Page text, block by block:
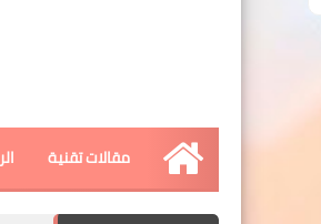
الرئيسية
مقالات تقنية